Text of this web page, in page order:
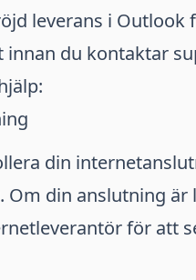
leverans i Outlook
du kontaktar
din
din anslutning är
för att